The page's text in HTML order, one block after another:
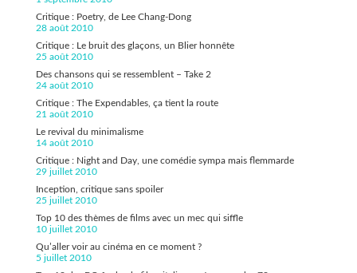
Critique : Poetry, de Lee Chang-Dong
28 août 2010
Critique : Le bruit des glaçons, un Blier honnête
25 août 2010
Des chansons qui se ressemblent – Take 2
24 août 2010
Critique : The Expendables, ça tient la route
21 août 2010
Le revival du minimalisme
14 août 2010
Critique : Night and Day, une comédie sympa mais flemmarde
29 juillet 2010
Inception, critique sans spoiler
25 juillet 2010
Top 10 des thèmes de films avec un mec qui siffle
10 juillet 2010
Qu’aller voir au cinéma en ce moment ?
5 juillet 2010